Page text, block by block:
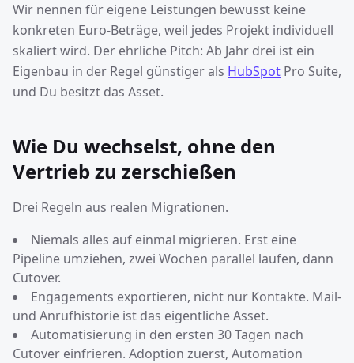
Wir nennen für eigene Leistungen bewusst keine
konkreten Euro-Beträge, weil jedes Projekt individuell
skaliert wird. Der ehrliche Pitch: Ab Jahr drei ist ein
Eigenbau in der Regel günstiger als HubSpot Pro Suite,
und Du besitzt das Asset.
Wie Du wechselst, ohne den
Vertrieb zu zerschießen
Drei Regeln aus realen Migrationen.
Niemals alles auf einmal migrieren. Erst eine
Pipeline umziehen, zwei Wochen parallel laufen, dann
Cutover.
Engagements exportieren, nicht nur Kontakte. Mail-
und Anrufhistorie ist das eigentliche Asset.
Automatisierung in den ersten 30 Tagen nach
Cutover einfrieren. Adoption zuerst, Automation